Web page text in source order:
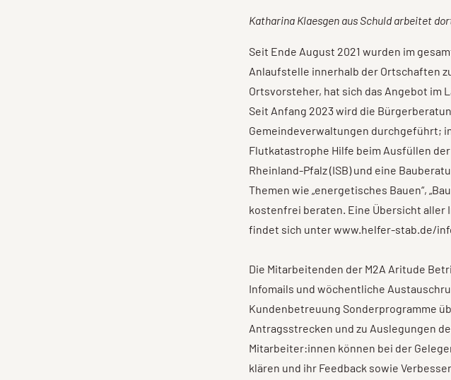
Katharina Klaesgen aus Schuld arbeitet
Seit Ende August 2021 wurden im
Anlaufstelle innerhalb der Ortschaften
Ortsvorsteher, hat sich das Angebot
Seit Anfang 2023 wird die
Gemeindeverwaltungen durchgeführt;
Flutkatastrophe Hilfe beim Ausfüllen
Rheinland-Pfalz (ISB) und eine
Themen wie „energetisches Bauen“,
kostenfrei beraten. Eine Übersicht aller
findet sich unter www.helfer-stab.de/
Die Mitarbeitenden der M2A Aritude
Infomails und wöchentliche
Kundenbetreuung Sonderprogramme
Antragsstrecken und zu Auslegungen
Mitarbeiter:innen können bei der
klären und ihr Feedback sowie